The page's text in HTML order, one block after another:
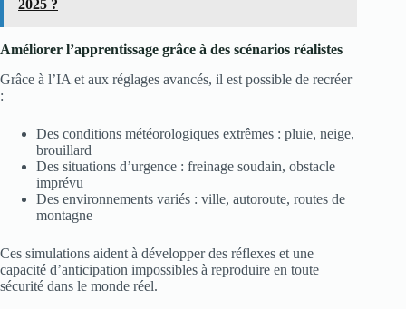
2025 ?
Améliorer l’apprentissage grâce à des scénarios réalistes
Grâce à l’IA et aux réglages avancés, il est possible de recréer
:
Des conditions météorologiques extrêmes : pluie, neige,
brouillard
Des situations d’urgence : freinage soudain, obstacle
imprévu
Des environnements variés : ville, autoroute, routes de
montagne
Ces simulations aident à développer des réflexes et une
capacité d’anticipation impossibles à reproduire en toute
sécurité dans le monde réel.